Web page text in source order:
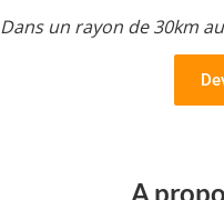
Dans un rayon de 30km
A